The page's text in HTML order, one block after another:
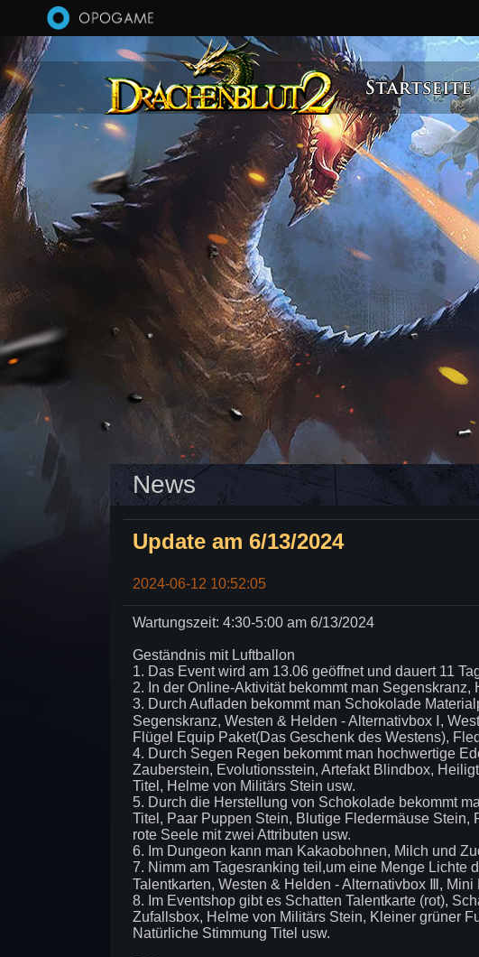
Direkt zum Inhalt
News
Update am 6/13/2024
2024-06-12 10:52:05
Wartungszeit: 4:30-5:00 am 6/13/2024
Geständnis mit Luftballon
1. Das Event wird am 13.06 geöffnet und dauert 11
2. In der Online-Aktivität bekommt man
3. Durch Aufladen bekommt man Schokolade
Segenskranz, Westen & Helden - Alternativbox Ⅰ,
Flügel Equip Paket(Das Geschenk des Westens),
4. Durch Segen Regen bekommt man hochwertige
Zauberstein, Evolutionsstein, Artefakt Blindbox,
Titel, Helme von Militärs Stein usw.
5. Durch die Herstellung von Schokolade bekommt
Titel, Paar Puppen Stein, Blutige Fledermäuse Stein,
rote Seele mit zwei Attributen usw.
6. Im Dungeon kann man Kakaobohnen, Milch und
7. Nimm am Tagesranking teil,um eine Menge Lichte
Talentkarten, Westen & Helden - Alternativbox Ⅲ,
8. Im Eventshop gibt es Schatten Talentkarte (rot),
Zufallsbox, Helme von Militärs Stein, Kleiner grüner
Natürliche Stimmung Titel usw.